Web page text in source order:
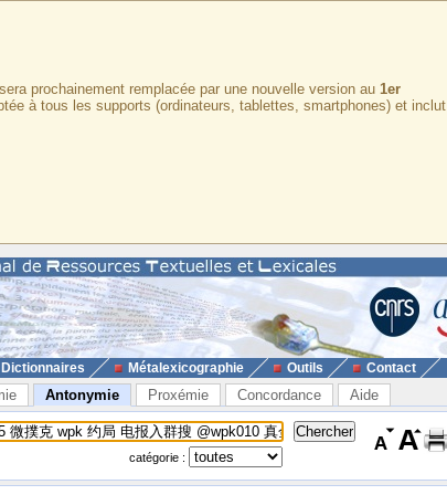
prochainement remplacée par une nouvelle version au 1er
à tous les supports (ordinateurs, tablettes, smartphones) et inclut
Dictionnaires Métalexicographie Outils Contact
Antonymie Proxémie Concordance Aide
catégorie :